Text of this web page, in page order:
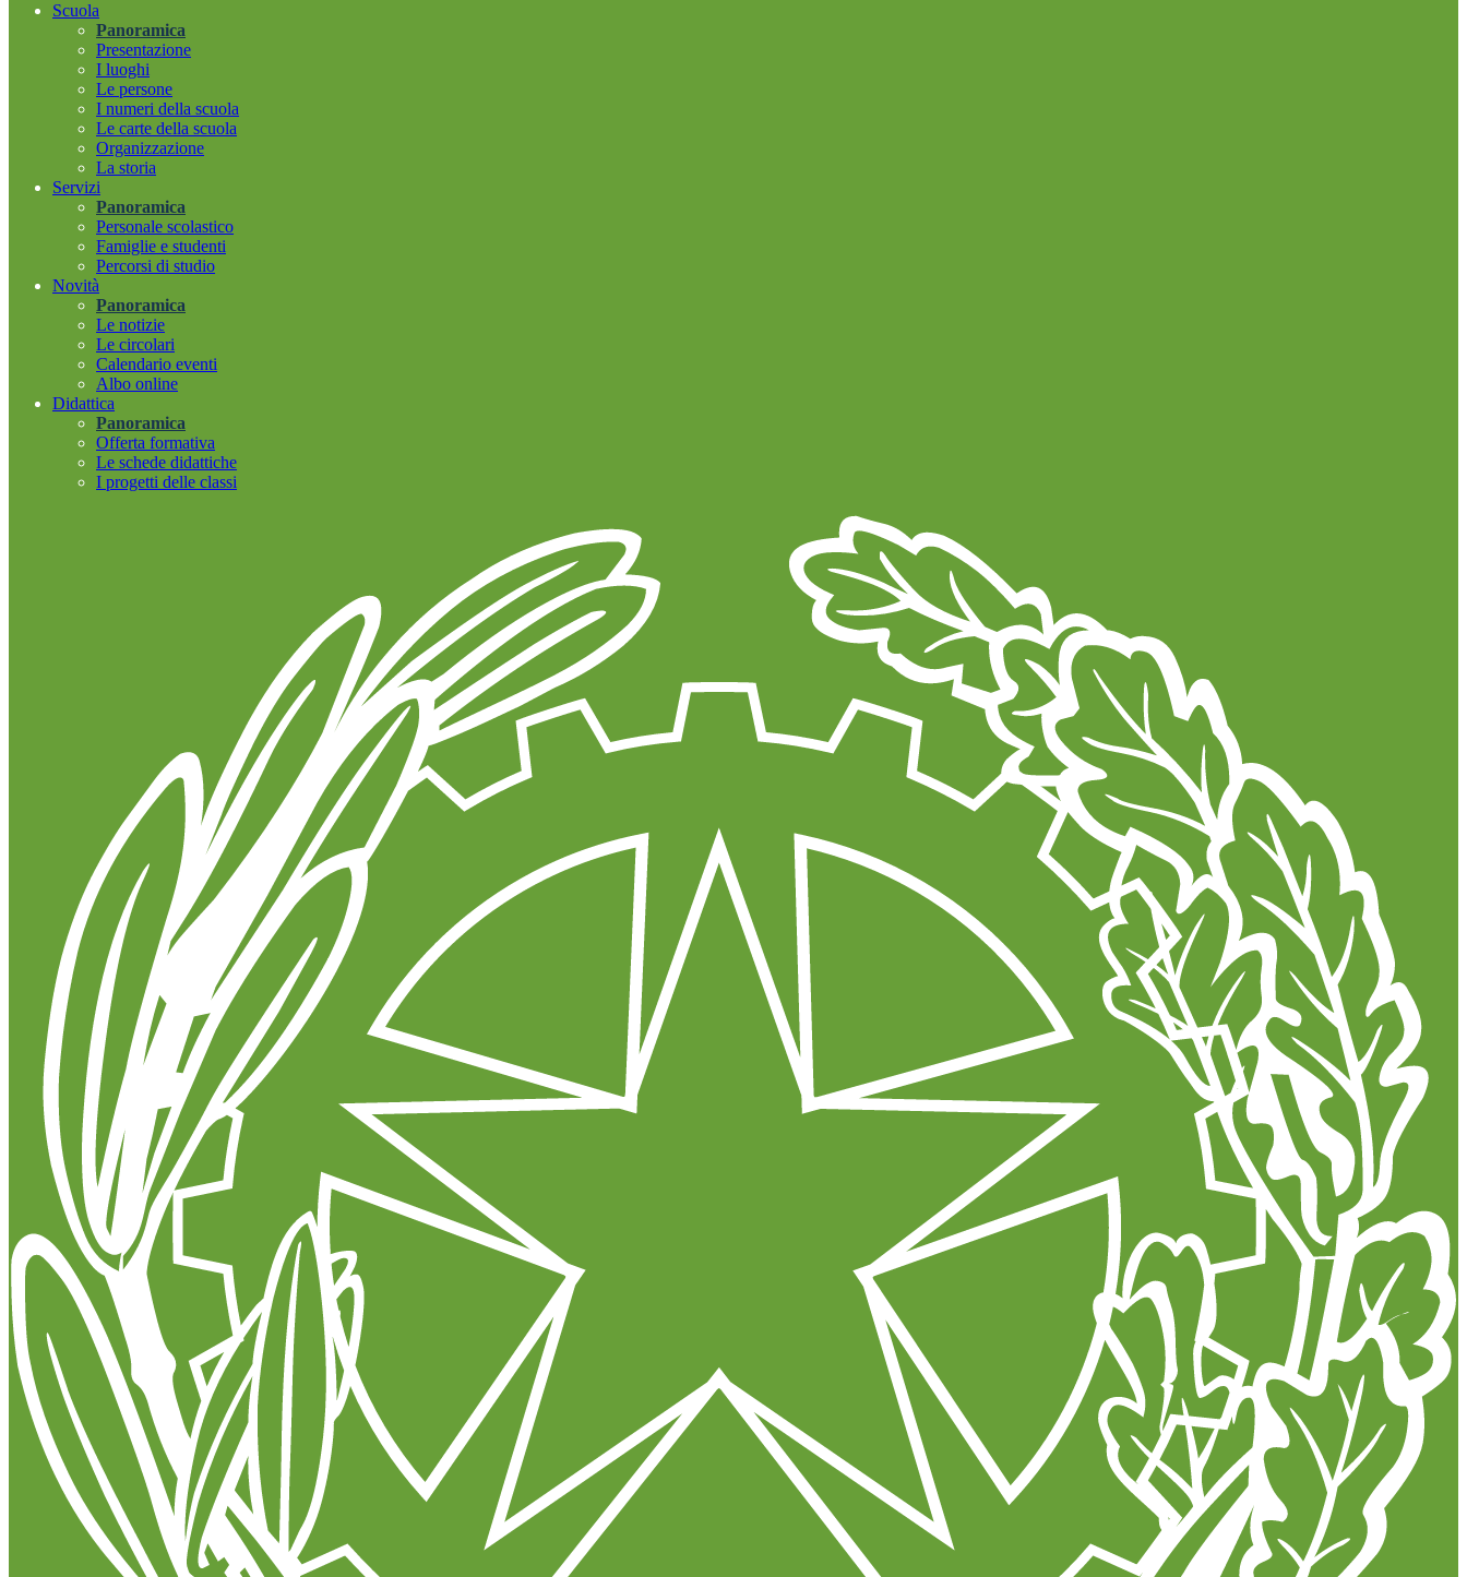
Scuola
Panoramica
Presentazione
I luoghi
Le persone
I numeri della scuola
Le carte della scuola
Organizzazione
La storia
Servizi
Panoramica
Personale scolastico
Famiglie e studenti
Percorsi di studio
Novità
Panoramica
Le notizie
Le circolari
Calendario eventi
Albo online
Didattica
Panoramica
Offerta formativa
Le schede didattiche
I progetti delle classi